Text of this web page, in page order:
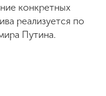
конкретных
реализуется по
Путина.